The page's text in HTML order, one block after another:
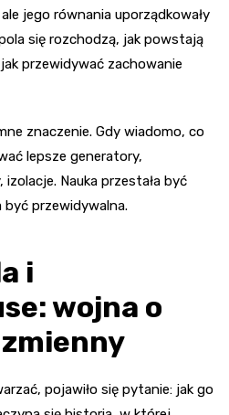
jego równania uporządkowały
się rozchodzą, jak powstają
przewidywać zachowanie
znaczenie. Gdy wiadomo, co
lepsze generatory,
Nauka przestała być
być przewidywalna.
i
wojna o
pojawiło się pytanie: jak go